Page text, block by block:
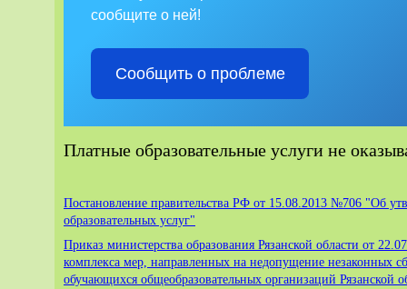
сообщите о ней!
Сообщить о проблеме
Платные образовательные услуги не
Постановление правительства РФ от 15.08.2013 №706 "Об
образовательных услуг"
Приказ министерства образования Рязанской области от
комплекса мер, направленных на недопущение незаконных
обучающихся общеобразовательных организаций Рязанской